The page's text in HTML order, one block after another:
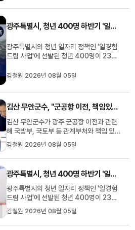
위한 논의가 진전됨 점을 긍정적으로 평가
고 앞으로 관계부처와 긴밀히...
광주특별시, 청년 400명 하반기 '일경험 드림' 본격 시작
광주특별시의 청년 일자리 정책인 '일경험
드림 사업'에 선발된 청년 400명이 233
으로 시작했습니다.이들은 광주청사 등지
육을 마쳤는데 오는 12월까지 최대 5개월
동안 급여를 받며 직무 역량을 쌓게 됩니다.
일경험이 끝난 참여 청년을 ...
김철원 2026년 08월 05일
김산 무안군수, "군공항 이전, 책임있는 자세로 협의하겠다"
김산 무안군수가 광주 군공항 이전과 관련
해 국방부, 국토부 등 관계부처와 책임 있
는 자세로 협의를 이어가겠다는 입장을 밝
혔습니다김 군수는 오늘(5) 낸 입장문에서
"광주군공항 이전 3대 선결조건의 이행을
한다"며 "이재명 대통령의 관심에 감사하
고 앞으로 관계부처와 긴밀히...
김철원 2026년 08월 05일
광주특별시, 청년 400명 하반기 '일경험 드림' 본격 시작
광주특별시의 청년 일자리 정책인 '일경험
드림 사업'에 선발된 청년 400명이 233
개 사업장에서 하반기 실무 경험을 본격적
으로 시작했습니다.이들은 광주청사 등지
에서 조직 적응과 노무 등 체계적인 사전 교
김철원 2026년 08월 05일